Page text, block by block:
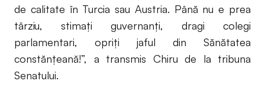
de calitate în Turcia sau Austria. Până nu e prea
târziu, stimaţi guvernanţi, dragi colegi
parlamentari, opriţi jaful din Sănătatea
constănţeană!”, a transmis Chiru de la tribuna
Senatului.